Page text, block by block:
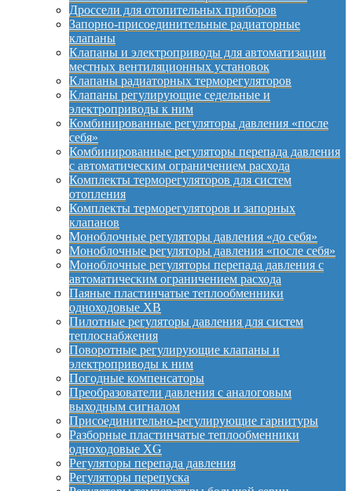
Дроссели для отопительных приборов
Запорно-присоединительные радиаторные
клапаны
Клапаны и электроприводы для автоматизации
местных вентиляционных установок
Клапаны радиаторных терморегуляторов
Клапаны регулирующие седельные и
электроприводы к ним
Комбинированные регуляторы давления «после
себя»
Комбинированные регуляторы перепада давления
с автоматическим ограничением расхода
Комплекты терморегуляторов для систем
отопления
Комплекты терморегуляторов и запорных
клапанов
Моноблочные регуляторы давления «до себя»
Моноблочные регуляторы давления «после себя»
Моноблочные регуляторы перепада давления с
автоматическим ограничением расхода
Паяные пластинчатые теплообменники
одноходовые XB
Пилотные регуляторы давления для систем
теплоснабжения
Поворотные регулирующие клапаны и
электроприводы к ним
Погодные компенсаторы
Преобразователи давления с аналоговым
выходным сигналом
Присоединительно-регулирующие гарнитуры
Разборные пластинчатые теплообменники
одноходовые XG
Регуляторы перепада давления
Регуляторы перепуска